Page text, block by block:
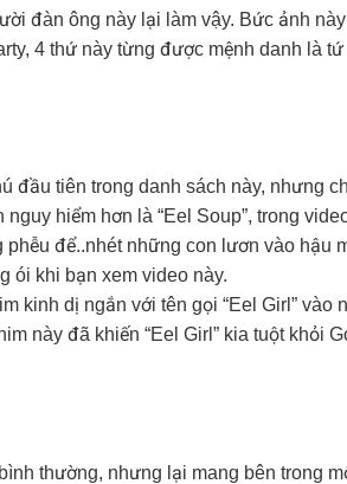
đàn ông này lại làm vậy. Bức ảnh
4 thứ này từng được mệnh danh là
đầu tiên trong danh sách này, nhưng
hiểm hơn là “Eel Soup”, trong
để..nhét những con lươn vào hậu
ói khi bạn xem video này.
kinh dị ngắn với tên gọi “Eel Girl” vào
này đã khiến “Eel Girl” kia tuột khỏi
thường, nhưng lại mang bên trong